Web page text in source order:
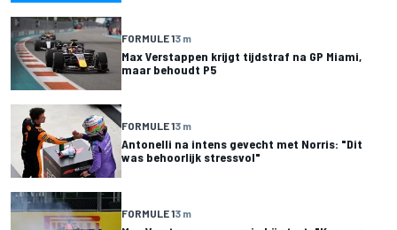
FORMULE 13 m
Max Verstappen krijgt tijdstraf na GP Miami,
maar behoudt P5
FORMULE 13 m
Antonelli na intens gevecht met Norris: "Dit
was behoorlijk stressvol"
FORMULE 13 m